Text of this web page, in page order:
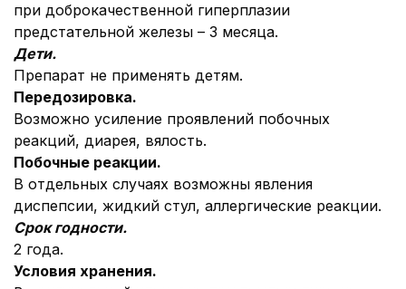
при доброкачественной гиперплазии
предстательной железы – 3 месяца.
Дети.
Препарат не применять детям.
Передозировка.
Возможно усиление проявлений побочных
реакций, диарея, вялость.
Побочные реакции.
В отдельных случаях возможны явления
диспепсии, жидкий стул, аллергические реакции.
Срок годности.
2 года.
Условия хранения.